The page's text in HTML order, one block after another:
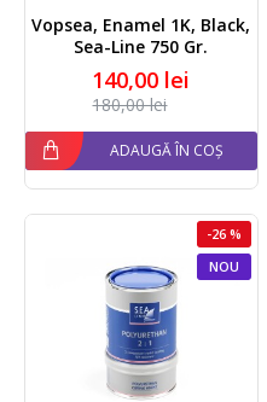
Vopsea, Enamel 1K, Black,
Sea-Line 750 Gr.
140,00 lei
180,00 lei
ADAUGĂ ÎN COȘ
NOU
-26 %